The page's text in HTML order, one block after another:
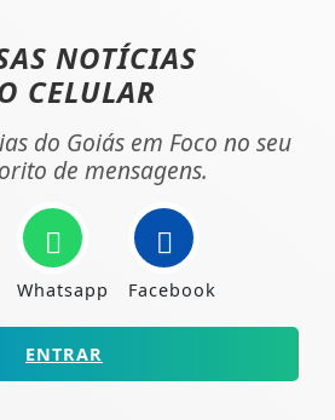
NOTÍCIAS
CELULAR
do Goiás em Foco no seu
de mensagens.
Whatsapp Facebook
ENTRAR